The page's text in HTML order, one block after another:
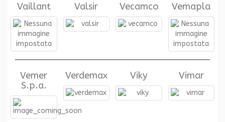
Vaillant Valsir Vecamco Vemapla
Vemer
S.p.a.
Verdemax Viky Vimar